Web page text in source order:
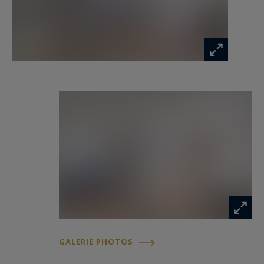
Que l'on recherche un élégant pied-à-terre pour
profiter régulièrement de la Côte d'Azur ou une
Croisette, cette propriété répond parfaitement
GALERIE PHOTOS